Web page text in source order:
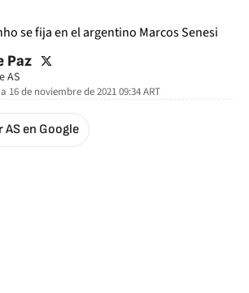
Paz twitter
AS
16 de noviembre de 2021 09:34ART
AS en Google